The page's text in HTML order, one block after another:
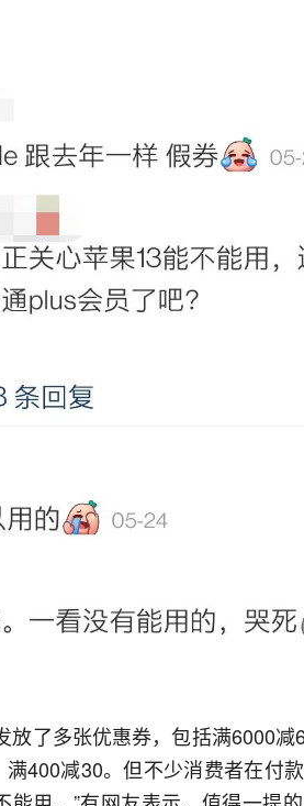
放了多张优惠券，包括满6000
400减30。但不少消费者在付